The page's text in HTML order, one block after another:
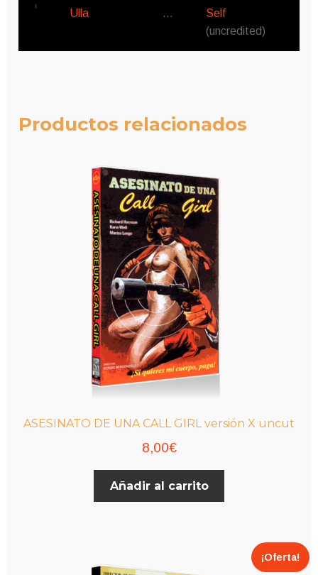
Ulla …
Self
(uncredited)
Productos relacionados
ASESINATO DE UNA CALL GIRL versión X uncut
8,00€
Añadir al carrito
¡Oferta!